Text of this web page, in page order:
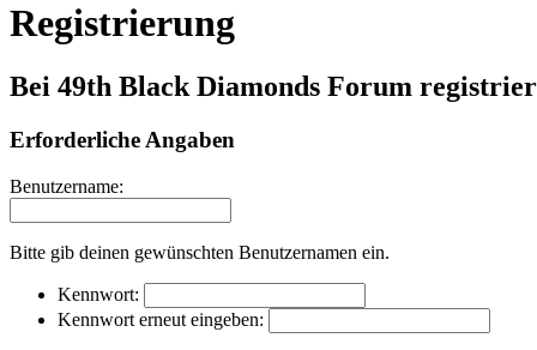
Registrierung
Bei 49th Black Diamonds Forum
Erforderliche Angaben
Benutzername:
Bitte gib deinen gewünschten Benutzernamen ein.
Kennwort:
Kennwort erneut eingeben: